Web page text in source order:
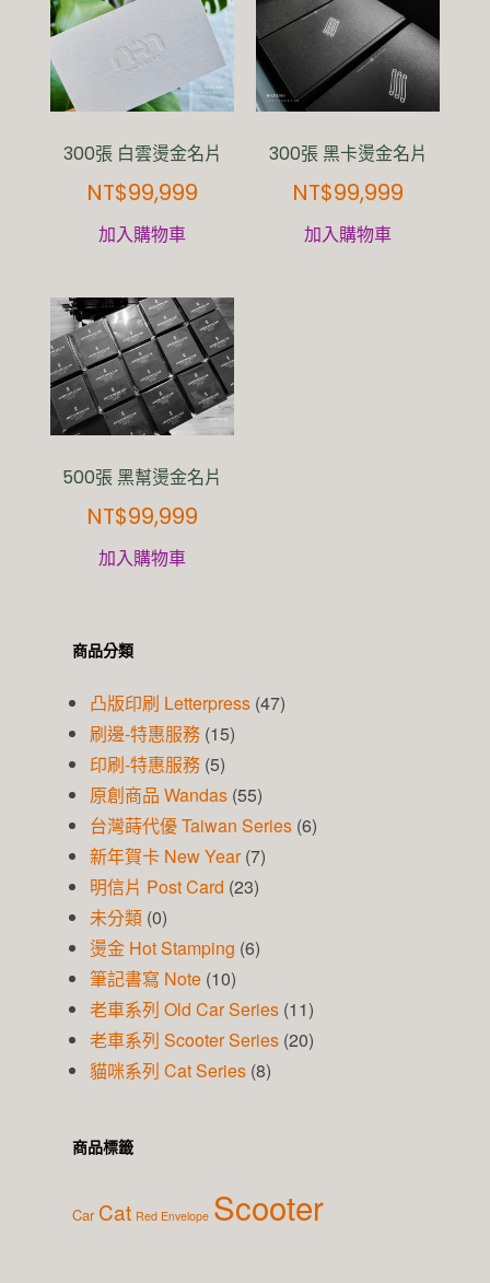
300張 白雲燙金名片
NT$99,999
加入購物車
300張 黑卡燙金名片
NT$99,999
加入購物車
500張 黑幫燙金名片
NT$99,999
加入購物車
商品分類
凸版印刷 Letterpress (47)
刷邊-特惠服務 (15)
印刷-特惠服務 (5)
原創商品 Wandas (55)
台灣蒔代優 Taiwan Series (6)
新年賀卡 New Year (7)
明信片 Post Card (23)
未分類 (0)
燙金 Hot Stamping (6)
筆記書寫 Note (10)
老車系列 Old Car Series (11)
老車系列 Scooter Series (20)
貓咪系列 Cat Series (8)
商品標籤
Car Cat Red Envelope Scooter